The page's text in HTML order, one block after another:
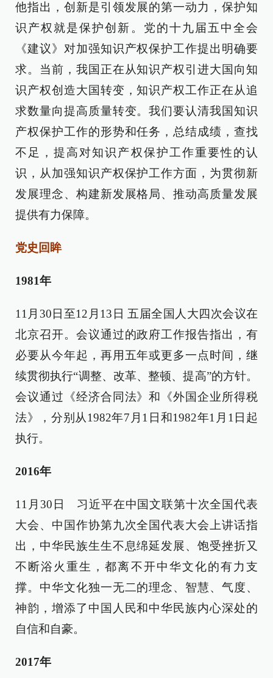
他指出，创新是引领发展的第一动力，保护知
识产权就是保护创新。党的十九届五中全会
《建议》对加强知识产权保护工作提出明确要
求。当前，我国正在从知识产权引进大国向知
识产权创造大国转变，知识产权工作正在从追
求数量向提高质量转变。我们要认清我国知识
产权保护工作的形势和任务，总结成绩，查找
不足，提高对知识产权保护工作重要性的认
识，从加强知识产权保护工作方面，为贯彻新
发展理念、构建新发展格局、推动高质量发展
提供有力保障。
党史回眸
1981年
11月30日至12月13日 五届全国人大四次会议在
北京召开。会议通过的政府工作报告指出，有
必要从今年起，再用五年或更多一点时间，继
续贯彻执行“调整、改革、整顿、提高”的方针。
会议通过《经济合同法》和《外国企业所得税
法》，分别从1982年7月1日和1982年1月1日起
执行。
2016年
11月30日 习近平在中国文联第十次全国代表
大会、中国作协第九次全国代表大会上讲话指
出，中华民族生生不息绵延发展、饱受挫折又
不断浴火重生，都离不开中华文化的有力支
撑。中华文化独一无二的理念、智慧、气度、
神韵，增添了中国人民和中华民族内心深处的
自信和自豪。
2017年